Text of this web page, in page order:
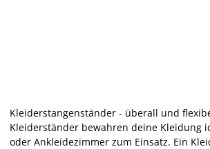
Kleiderstangenständer - überall und
Kleiderständer bewahren deine Kleidung
oder Ankleidezimmer zum Einsatz. Ein